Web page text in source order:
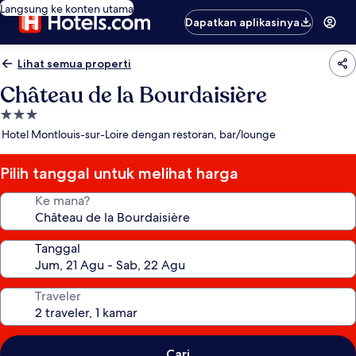
Langsung ke konten utama
Dapatkan aplikasinya
Lihat semua properti
Château de la Bourdaisière
Properti
bintang
Hotel Montlouis-sur-Loire dengan restoran, bar/lounge
Pilih tanggal untuk melihat harga
Ke mana?
Tanggal
Traveler